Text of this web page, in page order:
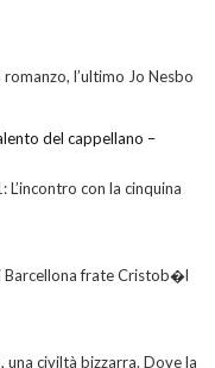
l’ultimo Jo Nesbo
del cappellano –
con la cinquina
Barcellona frate Cristob�l
civiltà bizzarra. Dove la